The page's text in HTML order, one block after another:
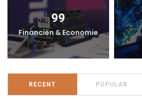
99
Financiën & Economie
RECENT POPULAR